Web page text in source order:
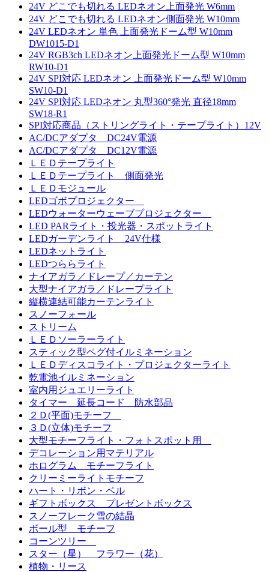
24V どこでも切れる LEDネオン上面発光 W6mm
24V どこでも切れる LEDネオン側面発光 W10mm
24V LEDネオン 単色 上面発光ドーム型 W10mm
DW1015-D1
24V RGB3ch LEDネオン上面発光ドーム型 W10mm
RW10-D1
24V SPI対応 LEDネオン 上面発光ドーム型 W10mm
SW10-D1
24V SPI対応 LEDネオン 丸型360°発光 直径18mm
SW18-R1
SPI対応商品（ストリングライト・テープライト）12V
AC/DCアダプタ DC24V電源
AC/DCアダプタ DC12V電源
ＬＥＤテープライト
ＬＥＤテープライト 側面発光
ＬＥＤモジュール
LEDゴボプロジェクター
LEDウォーターウェーブプロジェクター
LED PARライト・投光器・スポットライト
LEDガーデンライト 24V仕様
LEDネットライト
LEDつららライト
ナイアガラ／ドレープ／カーテン
大型ナイアガラ／ドレープライト
縦横連結可能カーテンライト
スノーフォール
ストリーム
ＬＥＤソーラーライト
スティック型ペグ付イルミネーション
ＬＥＤディスコライト・プロジェクターライト
乾電池イルミネーション
室内用ジュエリーライト
タイマー 延長コード 防水部品
２Ｄ(平面)モチーフ
３Ｄ(立体)モチーフ
大型モチーフライト・フォトスポット用
デコレーション用マテリアル
ホログラム モチーフライト
クリーミーライトモチーフ
ハート・リボン・ベル
ギフトボックス プレゼントボックス
スノーフレーク雪の結晶
ボール型 モチーフ
コーンツリー
スター（星） フラワー（花）
植物・リース